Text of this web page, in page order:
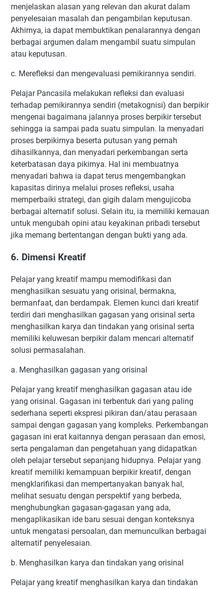
menjelaskan alasan yang relevan dan akurat dalam
penyelesaian masalah dan pengambilan keputusan.
Akhirnya, ia dapat membuktikan penalarannya dengan
berbagai argumen dalam mengambil suatu simpulan
atau keputusan.
c. Merefleksi dan mengevaluasi pemikirannya sendiri.
Pelajar Pancasila melakukan refleksi dan evaluasi
terhadap pemikirannya sendiri (metakognisi) dan berpikir
mengenai bagaimana jalannya proses berpikir tersebut
sehingga ia sampai pada suatu simpulan. Ia menyadari
proses berpikirnya beserta putusan yang pernah
dihasilkannya, dan menyadari perkembangan serta
keterbatasan daya pikirnya. Hal ini membuatnya
menyadari bahwa ia dapat terus mengembangkan
kapasitas dirinya melalui proses refleksi, usaha
memperbaiki strategi, dan gigih dalam mengujicoba
berbagai alternatif solusi. Selain itu, ia memiliki kemauan
untuk mengubah opini atau keyakinan pribadi tersebut
jika memang bertentangan dengan bukti yang ada.
6. Dimensi Kreatif
Pelajar yang kreatif mampu memodifikasi dan
menghasilkan sesuatu yang orisinal, bermakna,
bermanfaat, dan berdampak. Elemen kunci dari kreatif
terdiri dari menghasilkan gagasan yang orisinal serta
menghasilkan karya dan tindakan yang orisinal serta
memiliki keluwesan berpikir dalam mencari alternatif
solusi permasalahan.
a. Menghasilkan gagasan yang orisinal
Pelajar yang kreatif menghasilkan gagasan atau ide
yang orisinal. Gagasan ini terbentuk dari yang paling
sederhana seperti ekspresi pikiran dan/atau perasaan
sampai dengan gagasan yang kompleks. Perkembangan
gagasan ini erat kaitannya dengan perasaan dan emosi,
serta pengalaman dan pengetahuan yang didapatkan
oleh pelajar tersebut sepanjang hidupnya. Pelajar yang
kreatif memiliki kemampuan berpikir kreatif, dengan
mengklarifikasi dan mempertanyakan banyak hal,
melihat sesuatu dengan perspektif yang berbeda,
menghubungkan gagasan-gagasan yang ada,
mengaplikasikan ide baru sesuai dengan konteksnya
untuk mengatasi persoalan, dan memunculkan berbagai
alternatif penyelesaian.
b. Menghasilkan karya dan tindakan yang orisinal
Pelajar yang kreatif menghasilkan karya dan tindakan